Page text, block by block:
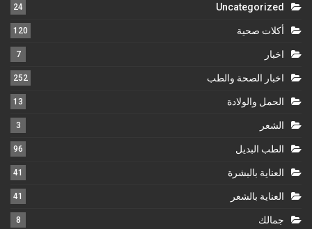
Uncategorized
24
أكلات صحية 120
اخبار 7
اخبار الصحة والطب 252
الحمل والولادة 13
الشعر 3
الطب البديل 96
العناية بالبشرة 41
العناية بالشعر 41
جمالك 8